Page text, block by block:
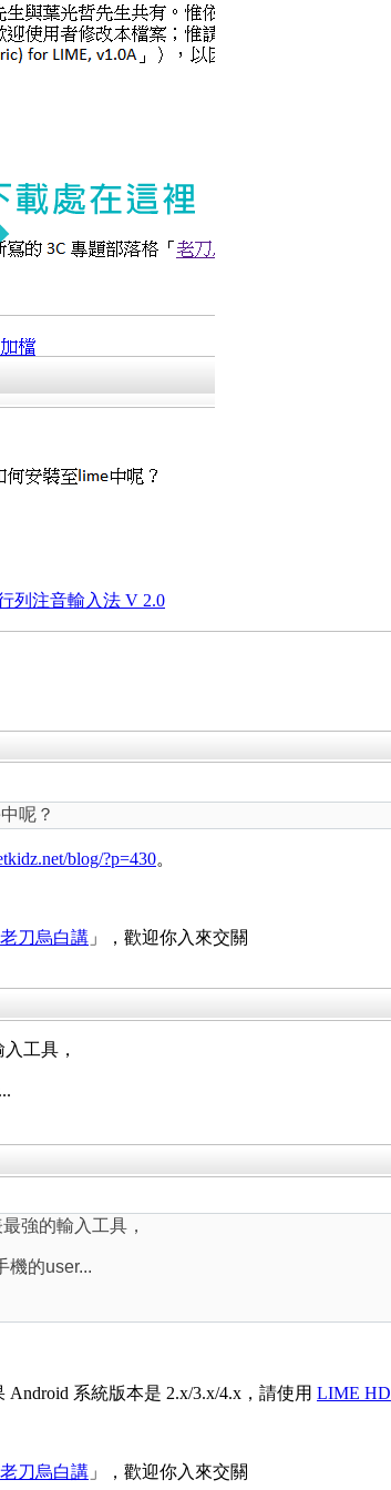
列注音輸入法 V 2.0
呢？
blog/?p=430。
老刀烏白講 」，歡迎你入來交關
工具，
強的輸入工具，
機的user...
系統版本是 2.x/3.x/4.x，請使用 LIME HD
老刀烏白講 」，歡迎你入來交關